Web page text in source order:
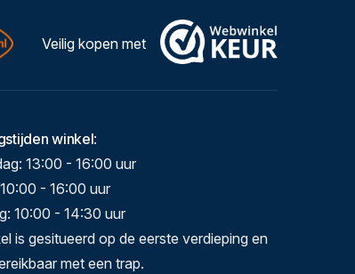
Veilig kopen met
winkel:
13:00 - 16:00 uur
- 16:00 uur
10:00 - 14:30 uur
is gesitueerd op de eerste verdieping en
met een trap.